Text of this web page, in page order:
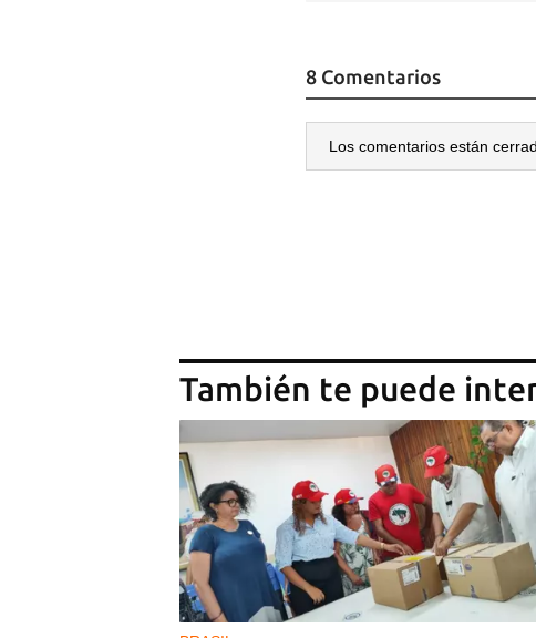
8 Comentarios
Los comentarios están
También te puede